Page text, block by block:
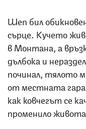
Шеп бил
сърце. Кучето
в Монтана, а
дълбока и
починал, тялото
от местната
как ковчегът се
променило